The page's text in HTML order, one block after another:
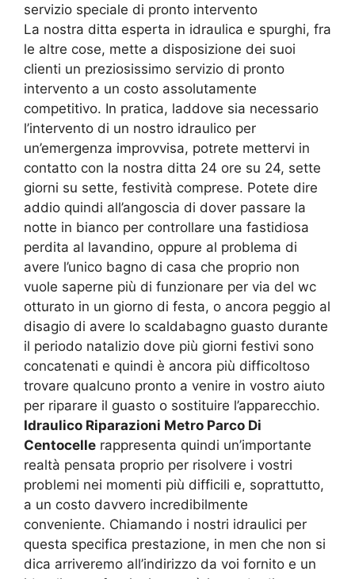
servizio speciale di pronto intervento
La nostra ditta esperta in idraulica e spurghi, fra
le altre cose, mette a disposizione dei suoi
clienti un preziosissimo servizio di pronto
intervento a un costo assolutamente
competitivo. In pratica, laddove sia necessario
l’intervento di un nostro idraulico per
un’emergenza improvvisa, potrete mettervi in
contatto con la nostra ditta 24 ore su 24, sette
giorni su sette, festività comprese. Potete dire
addio quindi all’angoscia di dover passare la
notte in bianco per controllare una fastidiosa
perdita al lavandino, oppure al problema di
avere l’unico bagno di casa che proprio non
vuole saperne più di funzionare per via del wc
otturato in un giorno di festa, o ancora peggio al
disagio di avere lo scaldabagno guasto durante
il periodo natalizio dove più giorni festivi sono
concatenati e quindi è ancora più difficoltoso
trovare qualcuno pronto a venire in vostro aiuto
per riparare il guasto o sostituire l’apparecchio.
Idraulico Riparazioni Metro Parco Di
Centocelle rappresenta quindi un’importante
realtà pensata proprio per risolvere i vostri
problemi nei momenti più difficili e, soprattutto,
a un costo davvero incredibilmente
conveniente. Chiamando i nostri idraulici per
questa specifica prestazione, in men che non si
dica arriveremo all’indirizzo da voi fornito e un